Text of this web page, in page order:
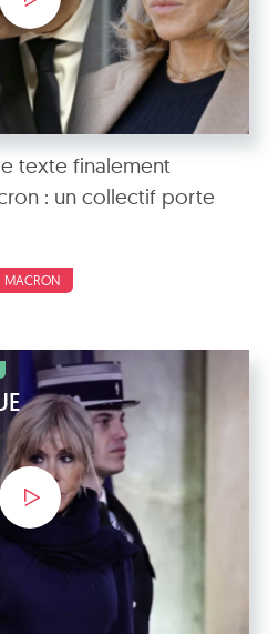
texte finalement
: un collectif porte
MACRON